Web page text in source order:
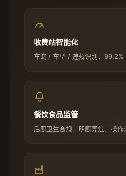
收费站智能化
车流 / 车型 / 违规识别，99.2%
餐饮食品监管
后厨卫生合规、明厨亮灶、操作